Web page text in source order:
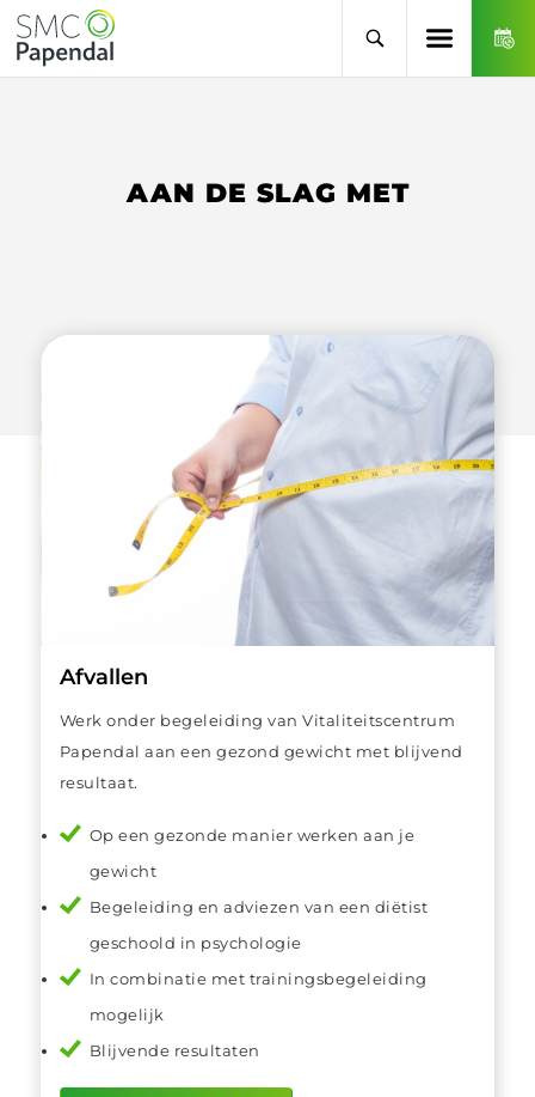
AAN DE SLAG MET
Afvallen
Werk onder begeleiding van Vitaliteitscentrum
Papendal aan een gezond gewicht met blijvend
resultaat.
Op een gezonde manier werken aan je
gewicht
Begeleiding en adviezen van een diëtist
geschoold in psychologie
In combinatie met trainingsbegeleiding
mogelijk
Blijvende resultaten